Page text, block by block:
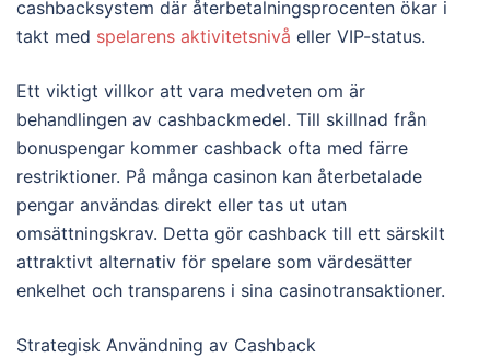
cashbacksystem där återbetalningsprocenten ökar i
takt med spelarens aktivitetsnivå eller VIP-status.
Ett viktigt villkor att vara medveten om är
behandlingen av cashbackmedel. Till skillnad från
bonuspengar kommer cashback ofta med färre
restriktioner. På många casinon kan återbetalade
pengar användas direkt eller tas ut utan
omsättningskrav. Detta gör cashback till ett särskilt
attraktivt alternativ för spelare som värdesätter
enkelhet och transparens i sina casinotransaktioner.
Strategisk Användning av Cashback